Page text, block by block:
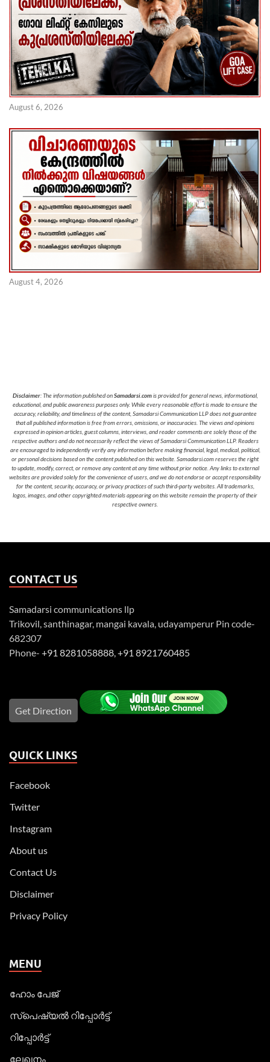
August 6, 2026
August 4, 2026
Disclaimer: The information published onSamadarsi.comis provided for general news, informational,
educational, and public awareness purposes only. While every reasonable effort is made to ensure the
accuracy, reliability, and timeliness of the content, Samadarsi Communication LLP does not guarantee
that all published information is free from errors, omissions, or inaccuracies. The views and opinions
expressed in opinion articles, guest columns, interviews, and reader comments are solely those of the
respective authors and do not necessarily reflect the views of Samadarsi Communication LLP. Readers
are encouraged to independently verify any information before making financial, legal, medical, political,
or personal decisions based on the content published on this website. Samadarsi.com reserves the right
to update, modify, correct, or remove any content at any time without prior notice. Any links to external
websites are provided solely for the convenience of users, and we do not endorse or accept responsibility
for the content, security, accuracy, or privacy practices of such third-party websites. All trademarks,
logos, images, and other copyrighted materials appearing on this website remain the property of their
respective owners.
CONTACT US
Samadarsi communications llp
Trikovil, santhinagar, mangai kavala, udayamperur Pin code-
682307
Phone- +91 8281058888 +91 8921760485
Get Direction
QUICK LINKS
Facebook
Twitter
Instagram
About us
Contact Us
Disclaimer
Privacy Policy
MENU
ഹോം പേജ്
സ്പെഷ്യൽ റിപ്പോര്‍ട്ട്
റിപ്പോര്‍ട്ട്
ലേഖനം